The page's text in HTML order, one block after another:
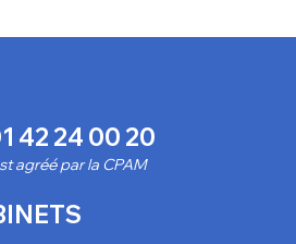
42 24 00 20
agréé par la CPAM